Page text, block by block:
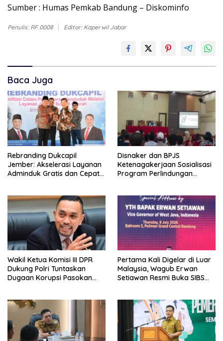
Sumber : Humas Pemkab Bandung – Diskominfo
Penulis: RF.0008 Editor: Kaperwil Jabar
Baca Juga
Rebranding Dukcapil
Jember: Akselerasi Layanan
Adminduk Gratis dan Cepat
Disnaker dan BPJS
Ketenagakerjaan Sosialisasi
Program Perlindungan
Wakil Ketua Komisi III DPR
Dukung Polri Tuntaskan
Dugaan Korupsi Pasokan
Pertama Kali Digelar di Luar
Malaysia, Wagub Erwan
Setiawan Resmi Buka SIBS